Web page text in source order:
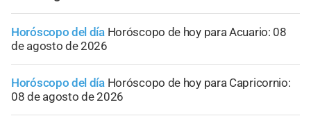
Horóscopo del día Horóscopo de hoy para Acuario: 08
de agosto de 2026
Horóscopo del día Horóscopo de hoy para Capricornio:
08 de agosto de 2026